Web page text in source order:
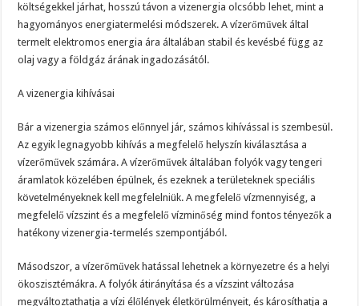
költségekkel járhat, hosszú távon a vizenergia olcsóbb lehet, mint a
hagyományos energiatermelési módszerek. A vízerőművek által
termelt elektromos energia ára általában stabil és kevésbé függ az
olaj vagy a földgáz árának ingadozásától.
A vizenergia kihívásai
Bár a vizenergia számos előnnyel jár, számos kihívással is szembesül.
Az egyik legnagyobb kihívás a megfelelő helyszín kiválasztása a
vízerőművek számára. A vízerőművek általában folyók vagy tengeri
áramlatok közelében épülnek, és ezeknek a területeknek speciális
követelményeknek kell megfelelniük. A megfelelő vízmennyiség, a
megfelelő vízszint és a megfelelő vízminőség mind fontos tényezők a
hatékony vizenergia-termelés szempontjából.
Másodszor, a vízerőművek hatással lehetnek a környezetre és a helyi
ökoszisztémákra. A folyók átirányítása és a vízszint változása
megváltoztathatja a vízi élőlények életkörülményeit, és károsíthatja a